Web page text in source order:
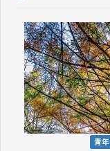
青年